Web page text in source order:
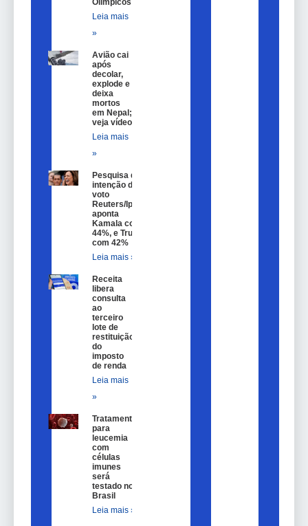
Leia mais
»
Avião cai
após
decolar,
explode e
deixa
mortos
em Nepal;
veja vídeo
Leia mais
»
Pesquisa de
intenção de
voto
Reuters/Ipsos
aponta
Kamala com
44%, e Trump
com 42%
Leia mais »
Receita
libera
consulta
ao
terceiro
lote de
restituição
do
imposto
de renda
Leia mais
»
Tratamento
para
leucemia
com
células
imunes
será
testado no
Brasil
Leia mais »